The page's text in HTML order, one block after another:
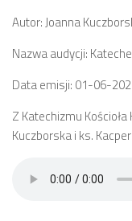
Autor: Joanna
Nazwa audycji:
Data emisji: 01-06-
Z Katechizmu
Kuczborska i ks.